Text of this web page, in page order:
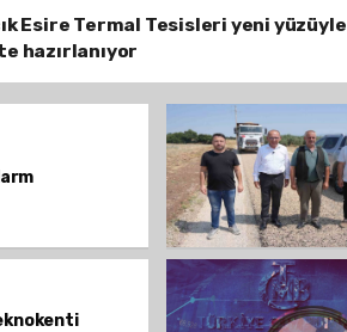
Esire Termal Tesisleri yeni yüzüyle
hazırlanıyor